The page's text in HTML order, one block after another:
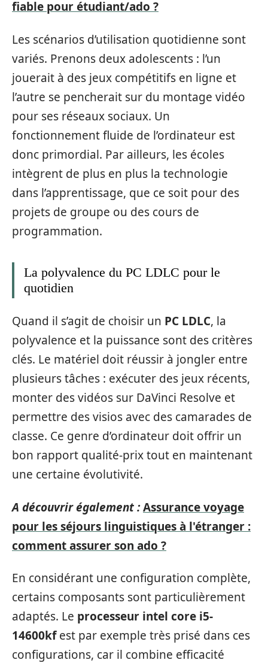
fiable pour étudiant/ado ?
Les scénarios d’utilisation quotidienne sont
variés. Prenons deux adolescents : l’un
jouerait à des jeux compétitifs en ligne et
l’autre se pencherait sur du montage vidéo
pour ses réseaux sociaux. Un
fonctionnement fluide de l’ordinateur est
donc primordial. Par ailleurs, les écoles
intègrent de plus en plus la technologie
dans l’apprentissage, que ce soit pour des
projets de groupe ou des cours de
programmation.
La polyvalence du PC LDLC pour le
quotidien
Quand il s’agit de choisir un PC LDLC, la
polyvalence et la puissance sont des critères
clés. Le matériel doit réussir à jongler entre
plusieurs tâches : exécuter des jeux récents,
monter des vidéos sur DaVinci Resolve et
permettre des visios avec des camarades de
classe. Ce genre d’ordinateur doit offrir un
bon rapport qualité-prix tout en maintenant
une certaine évolutivité.
A découvrir également :Assurance voyage
pour les séjours linguistiques à l'étranger :
comment assurer son ado ?
En considérant une configuration complète,
certains composants sont particulièrement
adaptés. Le processeur intel core i5-
14600kfest par exemple très prisé dans ces
configurations, car il combine efficacité